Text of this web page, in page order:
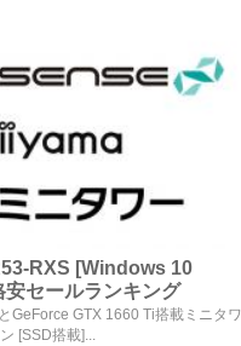
RXS [Windows 10
セールランキング
GeForce GTX 1660 Ti搭載ミニタワ
[SSD搭載]...